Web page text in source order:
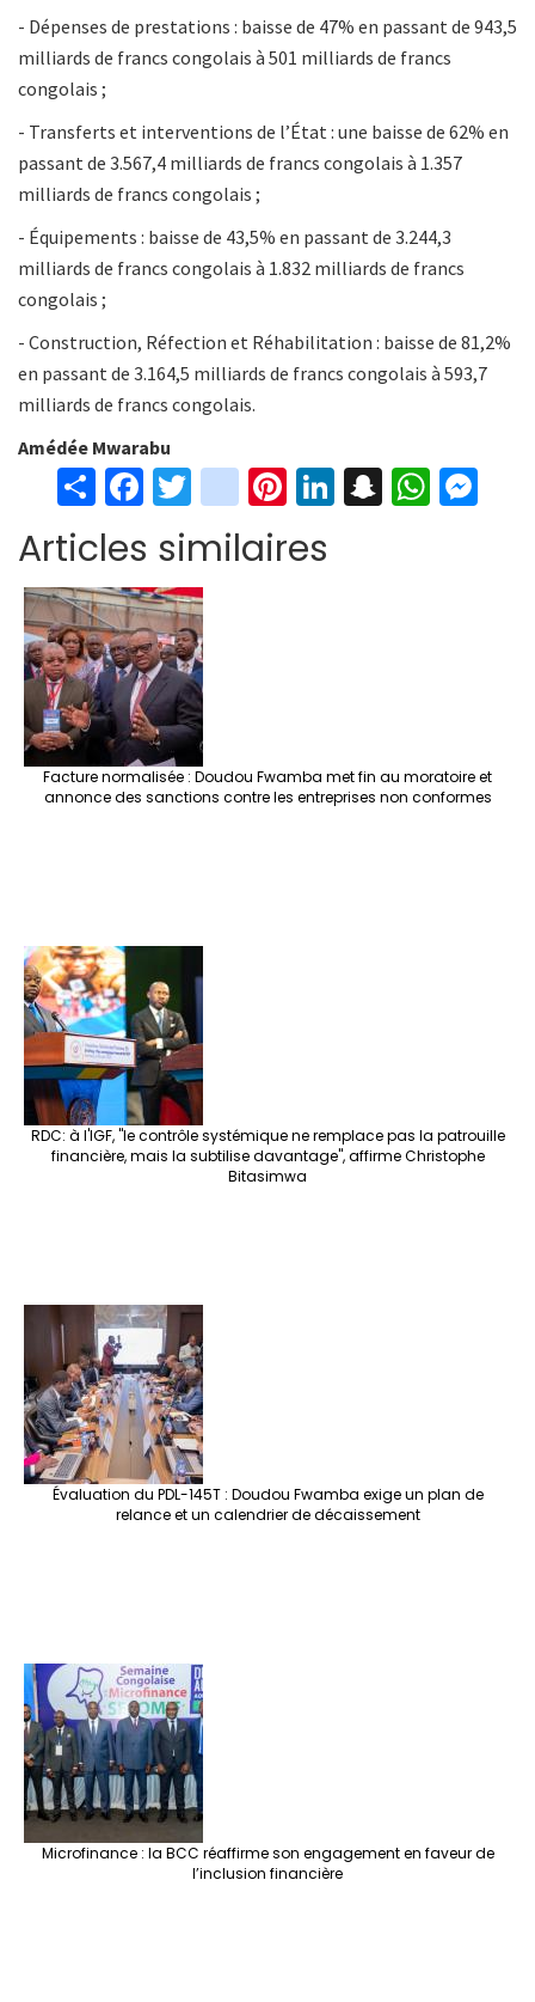
- Dépenses de prestations : baisse de 47% en passant de 943,5
milliards de francs congolais à 501 milliards de francs
congolais ;
- Transferts et interventions de l’État : une baisse de 62% en
passant de 3.567,4 milliards de francs congolais à 1.357
milliards de francs congolais ;
- Équipements : baisse de 43,5% en passant de 3.244,3
milliards de francs congolais à 1.832 milliards de francs
congolais ;
- Construction, Réfection et Réhabilitation : baisse de 81,2%
en passant de 3.164,5 milliards de francs congolais à 593,7
milliards de francs congolais.
Amédée Mwarabu
S
h
ar
e
Fa
ce
b
o
o
k
T
wi
tt
er
in
st
ag
Pi
er
Li S W
Articles similaires
Facture normalisée : Doudou Fwamba met fin au moratoire et
annonce des sanctions contre les entreprises non conformes
RDC: à l'IGF, "le contrôle systémique ne remplace pas la patrouille
financière, mais la subtilise davantage", affirme Christophe
Bitasimwa
Évaluation du PDL-145T : Doudou Fwamba exige un plan de
relance et un calendrier de décaissement
Microfinance : la BCC réaffirme son engagement en faveur de
l’inclusion financière